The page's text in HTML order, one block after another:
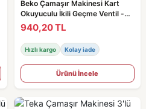
Beko Çamaşır Makinesi Kart
Okuyuculu İkili Geçme Ventil -
2841020100 Orjinal
940,20 TL
Hızlı kargo Kolay iade
Ürünü İncele